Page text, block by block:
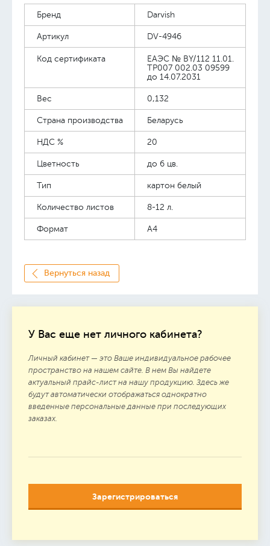
У Вас еще нет личного кабинета?
Личный кабинет — это Ваше индивидуальное рабочее
пространство на нашем сайте. В нем Вы найдете
актуальный прайс-лист на нашу продукцию. Здесь же
будут автоматически отображаться однократно
введенные персональные данные при последующих
заказах.
Зарегистрироваться
Бренд Darvish
Артикул DV-4946
Код сертификата
ЕАЭС № BY/112 11.01.
TP007 002.03 09599
до 14.07.2031
Вес 0,132
Страна производства Беларусь
НДС % 20
Цветность до 6 цв.
Тип картон белый
Количество листов 8-12 л.
Формат А4
Вернуться назад